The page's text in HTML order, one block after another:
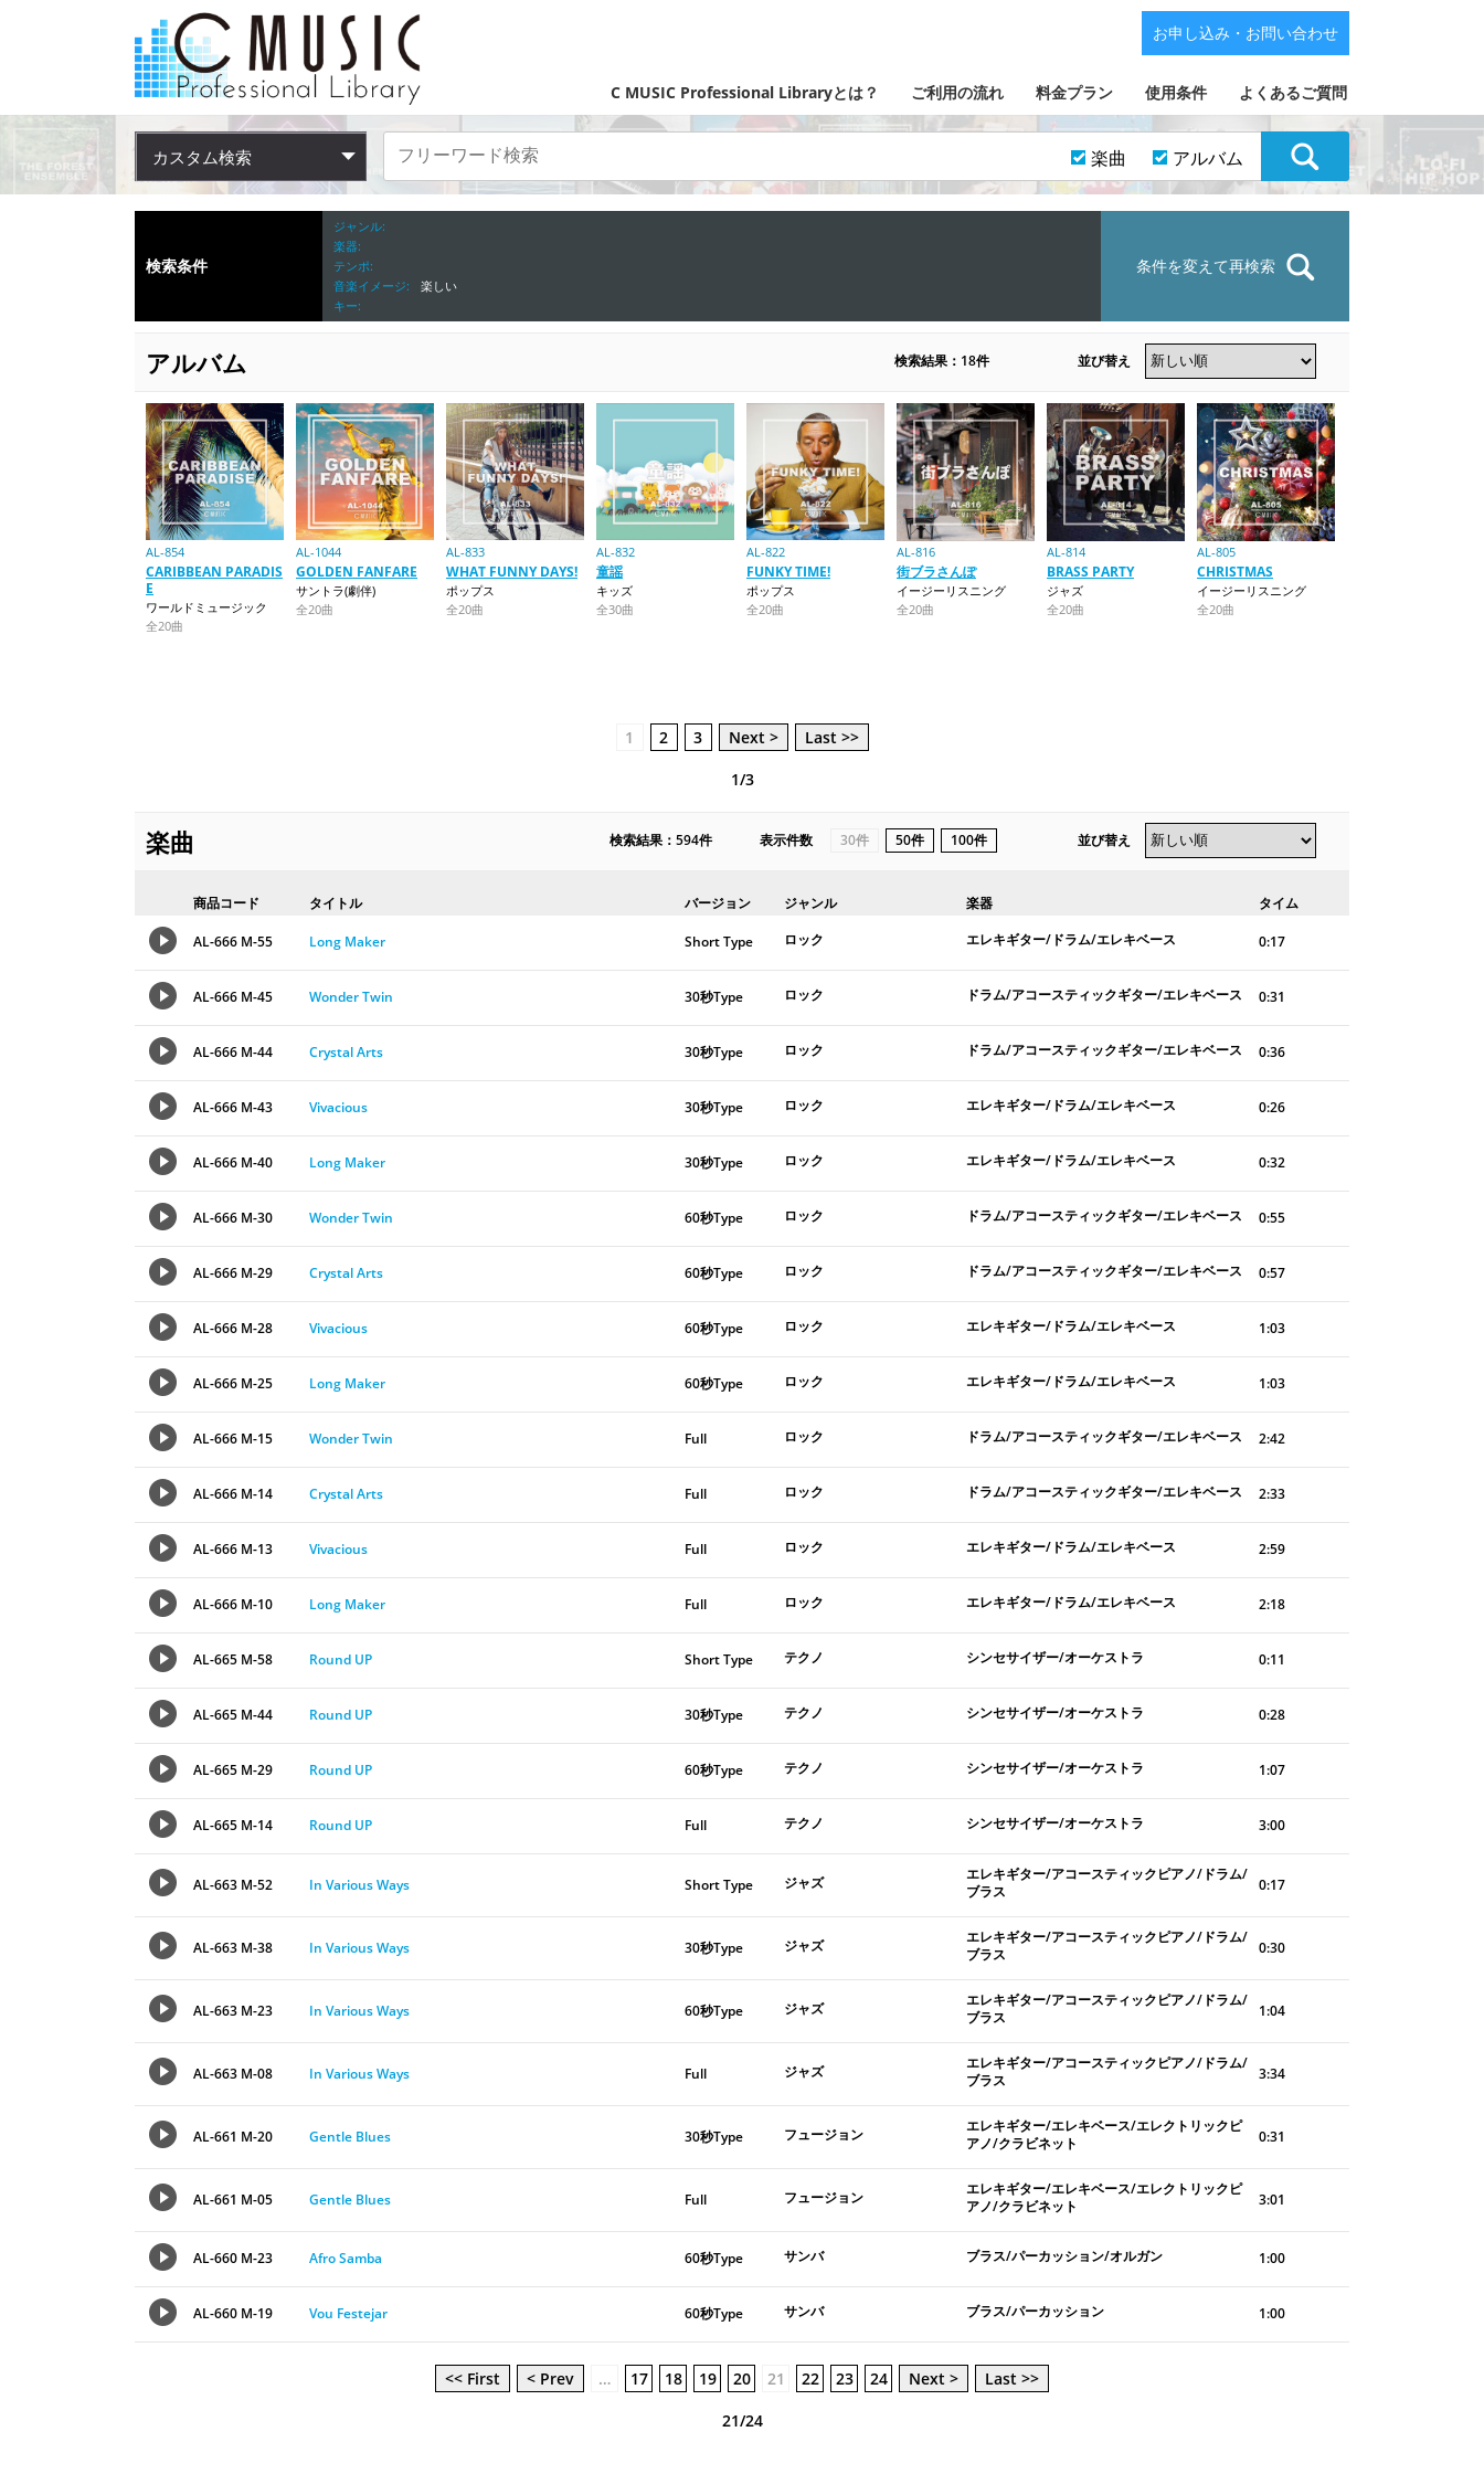
C MUSIC Professional Libraryとは？ ご利用の流れ 料金プラン 使用条件 よくあるご質問
お申し込み・お問い合わせ
カスタム検索 楽曲 アルバム
検索条件
ジャンル
楽器
テンポ
音楽イメージ
楽しい
キー
条件を変えて再検索
アルバム 検索結果：18件 並び替え
AL-854
CARIBBEAN PARADIS
E
ワールドミュージック
全20曲
AL-1044
GOLDEN FANFARE
サントラ(劇伴)
全20曲
AL-833
WHAT FUNNY DAYS!
ポップス
全20曲
AL-832
童謡
キッズ
全30曲
AL-822
FUNKY TIME!
ポップス
全20曲
AL-816
街ブラさんぽ
イージーリスニング
全20曲
AL-814
BRASS PARTY
ジャズ
全20曲
AL-805
CHRISTMAS
イージーリスニング
全20曲
1 2 3 Next >
Last >>
1/3
楽曲 検索結果：594件 表示件数 30件 50件 100件 並び替え
商品コード タイトル バージョン ジャンル 楽器 タイム
AL-666 M-55 Long Maker Short Type ロック エレキギター/ドラム/エレキベース 0:17
AL-666 M-45 Wonder Twin 30秒Type ロック ドラム/アコースティックギター/エレキベース 0:31
AL-666 M-44 Crystal Arts 30秒Type ロック ドラム/アコースティックギター/エレキベース 0:36
AL-666 M-43 Vivacious 30秒Type ロック エレキギター/ドラム/エレキベース 0:26
AL-666 M-40 Long Maker 30秒Type ロック エレキギター/ドラム/エレキベース 0:32
AL-666 M-30 Wonder Twin 60秒Type ロック ドラム/アコースティックギター/エレキベース 0:55
AL-666 M-29 Crystal Arts 60秒Type ロック ドラム/アコースティックギター/エレキベース 0:57
AL-666 M-28 Vivacious 60秒Type ロック エレキギター/ドラム/エレキベース 1:03
AL-666 M-25 Long Maker 60秒Type ロック エレキギター/ドラム/エレキベース 1:03
AL-666 M-15 Wonder Twin Full ロック ドラム/アコースティックギター/エレキベース 2:42
AL-666 M-14 Crystal Arts Full ロック ドラム/アコースティックギター/エレキベース 2:33
AL-666 M-13 Vivacious Full ロック エレキギター/ドラム/エレキベース 2:59
AL-666 M-10 Long Maker Full ロック エレキギター/ドラム/エレキベース 2:18
AL-665 M-58 Round UP Short Type テクノ シンセサイザー/オーケストラ 0:11
AL-665 M-44 Round UP 30秒Type テクノ シンセサイザー/オーケストラ 0:28
AL-665 M-29 Round UP 60秒Type テクノ シンセサイザー/オーケストラ 1:07
AL-665 M-14 Round UP Full テクノ シンセサイザー/オーケストラ 3:00
AL-663 M-52 In Various Ways Short Type ジャズ
エレキギター/アコースティックピアノ/ドラム/
ブラス
0:17
AL-663 M-38 In Various Ways 30秒Type ジャズ
エレキギター/アコースティックピアノ/ドラム/
ブラス
0:30
AL-663 M-23 In Various Ways 60秒Type ジャズ
エレキギター/アコースティックピアノ/ドラム/
ブラス
1:04
AL-663 M-08 In Various Ways Full ジャズ
エレキギター/アコースティックピアノ/ドラム/
ブラス
3:34
AL-661 M-20 Gentle Blues 30秒Type フュージョン
エレキギター/エレキベース/エレクトリックピ
アノ/クラビネット
0:31
AL-661 M-05 Gentle Blues Full フュージョン
エレキギター/エレキベース/エレクトリックピ
アノ/クラビネット
3:01
AL-660 M-23 Afro Samba 60秒Type サンバ ブラス/パーカッション/オルガン 1:00
AL-660 M-19 Vou Festejar 60秒Type サンバ ブラス/パーカッション 1:00
<< First < Prev … 17 18 19 20 21 22 23 24 Next >
Last >>
21/24